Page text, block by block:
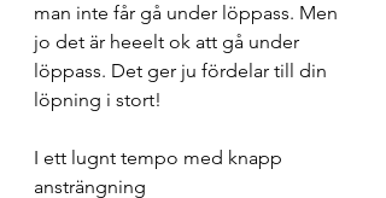
man inte får gå under löppass. Men
jo det är heeelt ok att gå under
löppass. Det ger ju fördelar till din
löpning i stort!
I ett lugnt tempo med knapp
ansträngning